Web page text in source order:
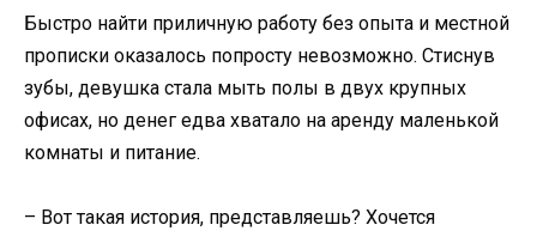
Быстро найти приличную работу без опыта и местной
прописки оказалось попросту невозможно. Стиснув
зубы, девушка стала мыть полы в двух крупных
офисах, но денег едва хватало на аренду маленькой
комнаты и питание.
– Вот такая история, представляешь? Хочется